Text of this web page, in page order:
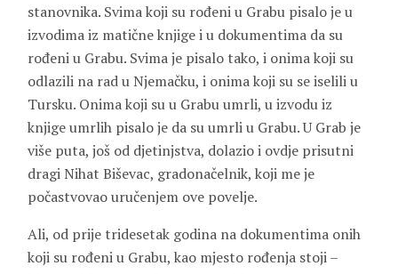
stanovnika. Svima koji su rođeni u Grabu pisalo je u
izvodima iz matične knjige i u dokumentima da su
rođeni u Grabu. Svima je pisalo tako, i onima koji su
odlazili na rad u Njemačku, i onima koji su se iselili u
Tursku. Onima koji su u Grabu umrli, u izvodu iz
knjige umrlih pisalo je da su umrli u Grabu. U Grab je
više puta, još od djetinjstva, dolazio i ovdje prisutni
dragi Nihat Biševac, gradonačelnik, koji me je
počastvovao uručenjem ove povelje.
Ali, od prije tridesetak godina na dokumentima onih
koji su rođeni u Grabu, kao mjesto rođenja stoji –